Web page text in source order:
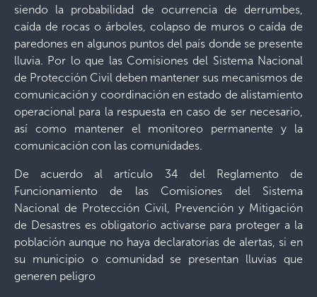
siendo la probabilidad de ocurrencia de derrumbes,
caída de rocas o árboles, colapso de muros o caída de
paredones en algunos puntos del país donde se presente
lluvia. Por lo que las Comisiones del Sistema Nacional
de Protección Civil deben mantener sus mecanismos de
comunicación y coordinación en estado de alistamiento
operacional para la respuesta en caso de ser necesario,
así como mantener el monitoreo permanente y la
comunicación con las comunidades.
De acuerdo al artículo 34 del Reglamento de
Funcionamiento de las Comisiones del Sistema
Nacional de Protección Civil, Prevención y Mitigación
de Desastres es obligatorio activarse para proteger a la
población aunque no haya declaratorias de alertas, si en
su municipio o comunidad se presentan lluvias que
generen peligro